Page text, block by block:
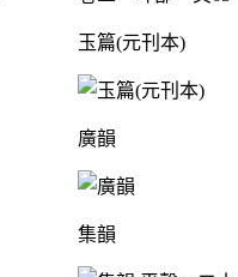
玉篇(元刊本)
廣韻
集韻